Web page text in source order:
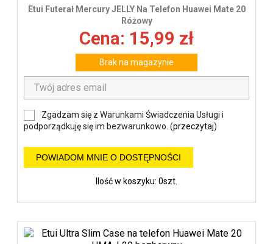
Etui Futerał Mercury JELLY Na Telefon Huawei Mate 20
Różowy
Cena: 15,99 zł
Brak na magazynie
Zgadzam się z Warunkami Świadczenia Usługi i
podporządkuję się im bezwarunkowo. (przeczytaj)
POWIADOM MNIE O DOSTĘPNOŚCI
Ilość w koszyku: 0szt.